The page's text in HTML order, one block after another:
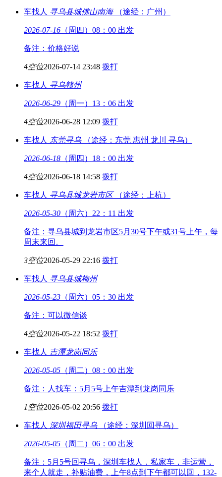
车找人 寻乌县城佛山南海 （途经：广州）
2026-07-16 （周四）08：00 出发
备注：价格好说
4空位2026-07-14 23:48 拨打
车找人 寻乌赣州
2026-06-29 （周一）13：06 出发
4空位2026-06-28 12:09 拨打
车找人 东莞寻乌 （途经：东莞 惠州 龙川 寻乌）
2026-06-18 （周四）18：00 出发
4空位2026-06-18 14:58 拨打
车找人 寻乌县城龙岩市区 （途经：上杭）
2026-05-30 （周六）22：11 出发
备注：寻乌县城到龙岩市区5月30号下午或31号上午，每
周末来回。
3空位2026-05-29 22:16 拨打
车找人 寻乌县城梅州
2026-05-23 （周六）05：30 出发
备注：可以微信谈
4空位2026-05-22 18:52 拨打
车找人 吉潭龙岗同乐
2026-05-05 （周二）08：00 出发
备注：人找车：5月5号上午吉潭到龙岗同乐
1空位2026-05-02 20:56 拨打
车找人 深圳福田寻乌 （途经：深圳回寻乌）
2026-05-05 （周二）06：00 出发
备注：5月5号回寻乌，深圳车找人，私家车，非运营，
来个人就走，补贴油费，上午8点到下午都可以回，132-